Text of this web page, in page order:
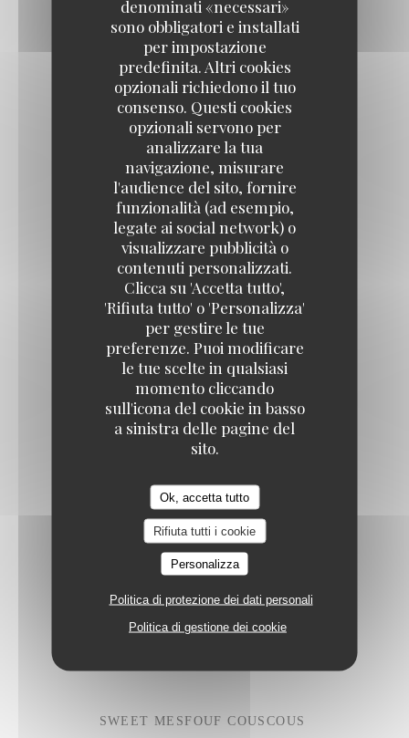
denominati «necessari»
sono obbligatori e installati
per impostazione
predefinita. Altri cookies
opzionali richiedono il tuo
consenso. Questi cookies
opzionali servono per
analizzare la tua
navigazione, misurare
l'audience del sito, fornire
funzionalità (ad esempio,
legate ai social network) o
visualizzare pubblicità o
contenuti personalizzati.
Clicca su 'Accetta tutto',
'Rifiuta tutto' o 'Personalizza'
per gestire le tue
preferenze. Puoi modificare
le tue scelte in qualsiasi
momento cliccando
sull'icona del cookie in basso
a sinistra delle pagine del
sito.
Ok, accetta tutto
Rifiuta tutti i cookie
Personalizza
Politica di protezione dei dati personali
Politica di gestione dei cookie
Hout - Fish
GRILLED SEA BASS
Sweet potato, mango curry sauce, crispy corn
20,50 EUR
SEA BASS CEVICHE WITH RASPBERRY
Confit piquillo peppers, red chili, mustard pickles
22,50 EUR
SEARED TUNA WITH BLACK PEPPER
Green peppercorn sauce, shoestring fries
22,50 EUR
Lemon, salsa verde, kumquat, jalapeños, spring onion
23,50 EUR
SWEET MESFOUF COUSCOUS